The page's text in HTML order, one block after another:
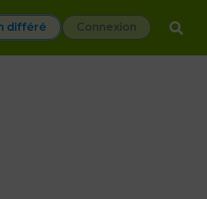
différé Connexion